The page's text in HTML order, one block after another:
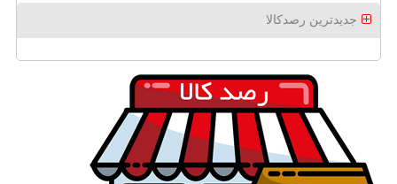
جدیدترین رصدکالا